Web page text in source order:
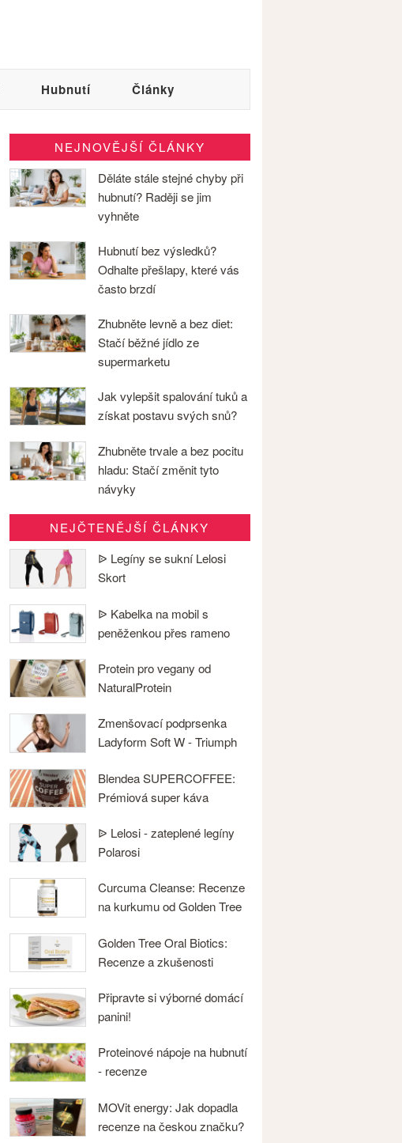
Hubnutí Články
NEJNOVĚJŠÍ ČLÁNKY
Děláte stále stejné chyby při
hubnutí? Raději se jim
vyhněte
Hubnutí bez výsledků?
Odhalte přešlapy, které vás
často brzdí
Zhubněte levně a bez diet:
Stačí běžné jídlo ze
supermarketu
Jak vylepšit spalování tuků a
získat postavu svých snů?
Zhubněte trvale a bez pocitu
hladu: Stačí změnit tyto
návyky
NEJČTENĚJŠÍ ČLÁNKY
ᐉ Legíny se sukní Lelosi
Skort
ᐉ Kabelka na mobil s
peněženkou přes rameno
Protein pro vegany od
NaturalProtein
Zmenšovací podprsenka
Ladyform Soft W - Triumph
Blendea SUPERCOFFEE:
Prémiová super káva
ᐉ Lelosi - zateplené legíny
Polarosi
Curcuma Cleanse: Recenze
na kurkumu od Golden Tree
Golden Tree Oral Biotics:
Recenze a zkušenosti
Připravte si výborné domácí
panini!
Proteinové nápoje na hubnutí
- recenze
MOVit energy: Jak dopadla
recenze na českou značku?